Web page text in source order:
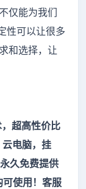
仅能为我们
性可以让很多
和选择，让
超高性价比
电脑，挂
久免费提供
使用！客服